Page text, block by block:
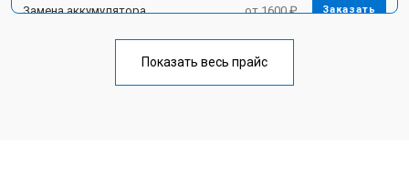
Замена аккумулятора от 1600 ₽ Заказать
от 1800 ₽
Показать весь прайс